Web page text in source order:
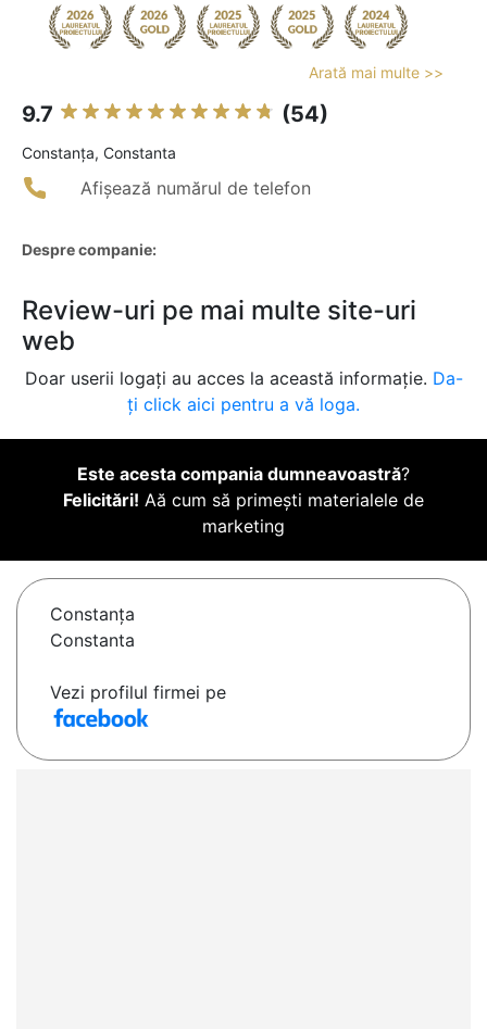
Arată mai multe >>
9.7 (54)
Constanţa, Constanta
Afișează numărul de telefon
Despre companie:
Review-uri pe mai multe site-uri
web
Doar userii logați au acces la această informație. Da-
ți click aici pentru a vă loga.
Este acesta compania dumneavoastră?
Felicitări! Aă cum să primești materialele de
marketing
Constanţa
Constanta
Vezi profilul firmei pe